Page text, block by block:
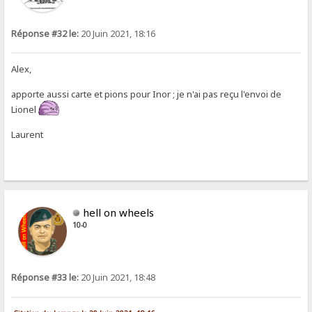
Réponse #32 le: 20 Juin 2021, 18:16
Alex,
apporte aussi carte et pions pour Inor ; je n'ai pas reçu l'envoi de
Lionel
Laurent
hell on wheels
10-0
Réponse #33 le: 20 Juin 2021, 18:48